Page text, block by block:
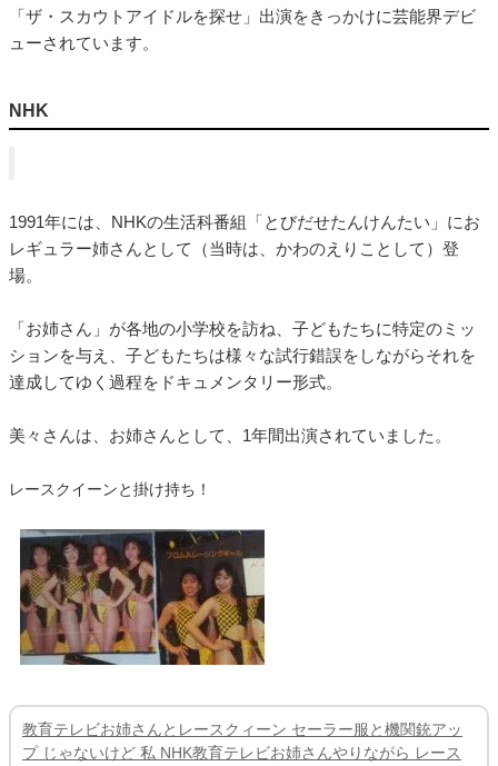
「ザ・スカウトアイドルを探せ」出演をきっかけに芸能界デビ
ューされています。
NHK
1991年には、NHKの生活科番組「とびだせたんけんたい」にお
レギュラー姉さんとして（当時は、かわのえりことして）登
場。
「お姉さん」が各地の小学校を訪ね、子どもたちに特定のミッ
ションを与え、子どもたちは様々な試行錯誤をしながらそれを
達成してゆく過程をドキュメンタリー形式。
美々さんは、お姉さんとして、1年間出演されていました。
レースクイーンと掛け持ち！
教育テレビお姉さんとレースクィーン セーラー服と機関銃アッ
プ じゃないけど 私 NHK教育テレビお姉さんやりながら レース